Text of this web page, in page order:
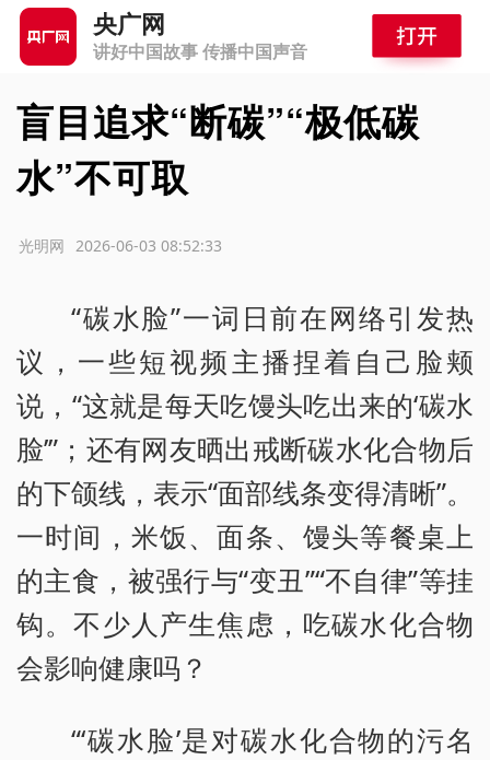
央广网
讲好中国故事 传播中国声音
盲目追求“断碳”“极低碳
水”不可取
2026-06-03 08:52:33
光明网
“碳水脸”一词日前在网络引发热
议，一些短视频主播捏着自己脸颊
说，“这就是每天吃馒头吃出来的‘碳水
脸’”；还有网友晒出戒断碳水化合物后
的下颌线，表示“面部线条变得清晰”。
一时间，米饭、面条、馒头等餐桌上
的主食，被强行与“变丑”“不自律”等挂
钩。不少人产生焦虑，吃碳水化合物
会影响健康吗？
“‘碳水脸’是对碳水化合物的污名